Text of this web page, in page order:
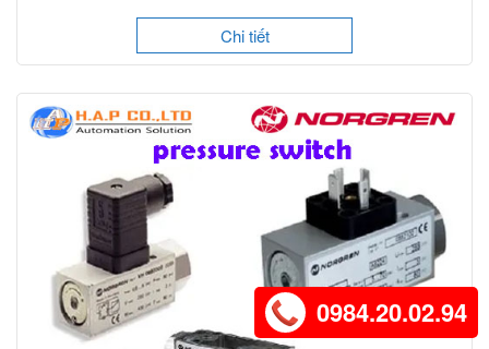
Chi tiết
0984.20.02.94